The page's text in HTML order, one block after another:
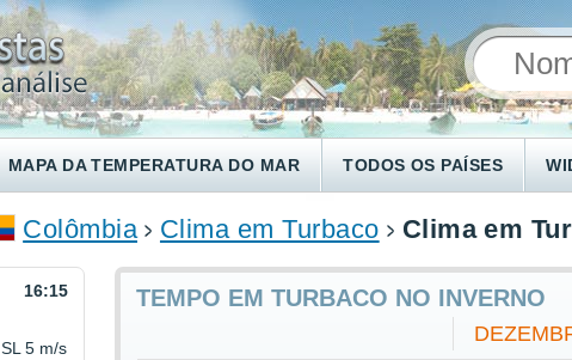
MAPA DA TEMPERATURA DO MAR TODOS OS PAÍSES
Colômbia Clima em Turbaco Clima em
TEMPO EM TURBACO NO INVERNO
16:15
SL 5 m/s